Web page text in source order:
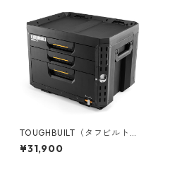
TOUGHBUILT（タフビルト）S
TACK TECH(スタックテック)
3ドロワーボックス（サイドロ
¥31,900